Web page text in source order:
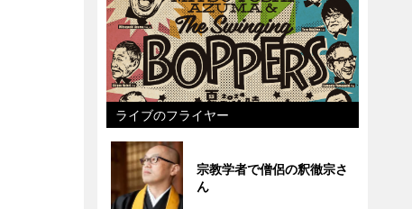
ライブのフライヤー
宗教学者で僧侶の釈徹宗さ
ん